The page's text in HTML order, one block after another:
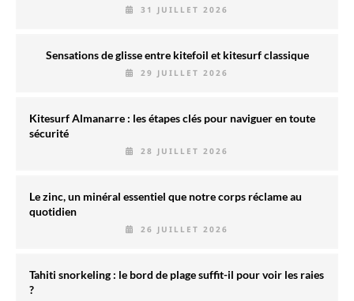
31 JUILLET 2026
Sensations de glisse entre kitefoil et kitesurf classique
29 JUILLET 2026
Kitesurf Almanarre : les étapes clés pour naviguer en toute
sécurité
28 JUILLET 2026
Le zinc, un minéral essentiel que notre corps réclame au
quotidien
26 JUILLET 2026
Tahiti snorkeling : le bord de plage suffit-il pour voir les raies
?